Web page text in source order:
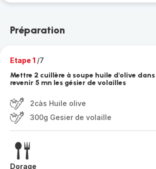
Préparation
Etape 1 /7
Mettre 2 cuillère à soupe huile d'olive
revenir 5 mn les gésier de volailles
2càs Huile olive
300g Gesier de volaille
Dorage